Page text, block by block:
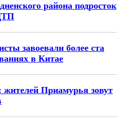
района подросток
завоевали более ста
в Китае
жителей Приамурья зовут